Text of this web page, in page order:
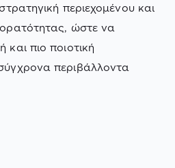
περιεχομένου και
ώστε να
πιο ποιοτική
περιβάλλοντα